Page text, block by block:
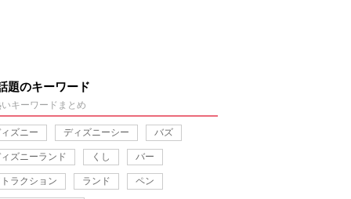
題のキーワード
キーワードまとめ
ズニー ディズニーシー バズ
ズニーランド くし バー
ラクション ランド ペン